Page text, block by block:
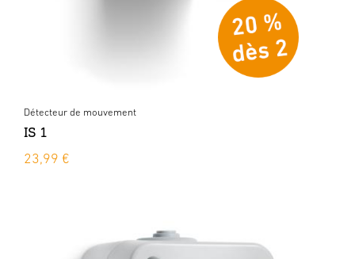
Détecteur de mouvement
IS 1
23,99 €